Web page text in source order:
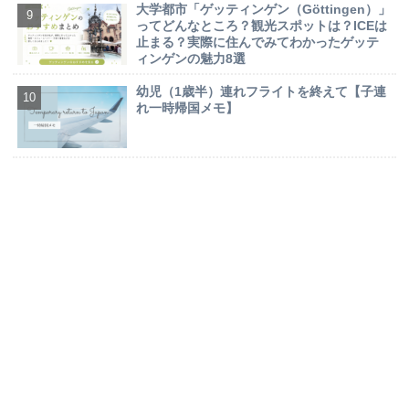
大学都市「ゲッティンゲン（Göttingen）」
ってどんなところ？観光スポットは？ICEは
止まる？実際に住んでみてわかったゲッテ
ィンゲンの魅力8選
幼児（1歳半）連れフライトを終えて【子連
れ一時帰国メモ】